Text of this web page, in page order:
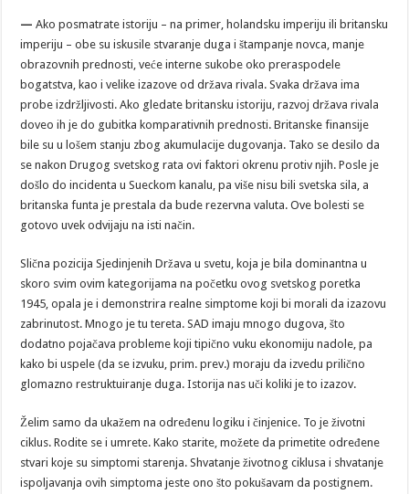
— Ako posmatrate istoriju – na primer, holandsku imperiju ili britansku
imperiju – obe su iskusile stvaranje duga i štampanje novca, manje
obrazovnih prednosti, veće interne sukobe oko preraspodele
bogatstva, kao i velike izazove od država rivala. Svaka država ima
probe izdržljivosti. Ako gledate britansku istoriju, razvoj država rivala
doveo ih je do gubitka komparativnih prednosti. Britanske finansije
bile su u lošem stanju zbog akumulacije dugovanja. Tako se desilo da
se nakon Drugog svetskog rata ovi faktori okrenu protiv njih. Posle je
došlo do incidenta u Sueckom kanalu, pa više nisu bili svetska sila, a
britanska funta je prestala da bude rezervna valuta. Ove bolesti se
gotovo uvek odvijaju na isti način.
Slična pozicija Sjedinjenih Država u svetu, koja je bila dominantna u
skoro svim ovim kategorijama na početku ovog svetskog poretka
1945, opala je i demonstrira realne simptome koji bi morali da izazovu
zabrinutost. Mnogo je tu tereta. SAD imaju mnogo dugova, što
dodatno pojačava probleme koji tipično vuku ekonomiju nadole, pa
kako bi uspele (da se izvuku, prim. prev.) moraju da izvedu prilično
glomazno restruktuiranje duga. Istorija nas uči koliki je to izazov.
Želim samo da ukažem na određenu logiku i činjenice. To je životni
ciklus. Rodite se i umrete. Kako starite, možete da primetite određene
stvari koje su simptomi starenja. Shvatanje životnog ciklusa i shvatanje
ispoljavanja ovih simptoma jeste ono što pokušavam da postignem.